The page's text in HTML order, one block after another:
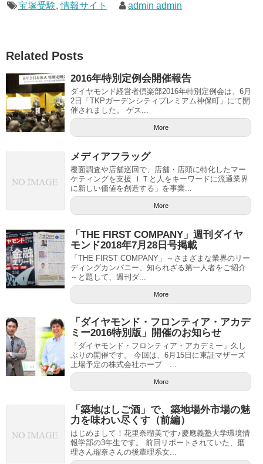
宝塚受験,情報サイト admin admin
Related Posts
2016年特別定例会開催報告
ダイヤモンド経営者倶楽部2016年特別定例会は、6月
2日「TKPガーデンシティプレミアム神保町」にて開
催されました。 ゲス...
More
メディアフラッグ
覆面調査や店舗巡回で、店舗・店頭に特化したマー
ケティングを支援 ＩＴと人をキーワードに流通業界
に新しい価値を創造する」を事業...
More
「THE FIRST COMPANY」週刊ダイヤ
モンド2018年7月28日号掲載
「THE FIRST COMPANY」～さまざまな業界のリー
ディングカンパニー、知られざる第一人者をご紹介
～と題して、週刊ダ...
More
「ダイヤモンド・フロンティア・アカデ
ミー2016特別版」開催のお知らせ
「ダイヤモンド・フロンティア・アカデミー」久し
ぶりの開催です。 今回は、6月15日に東証マザーズ
上場予定の株式会社ホープ ...
More
「築地はしご酒」で、築地場外市場の魅
力を味わい尽くす（前編）
はじめまして！花里奈瑠美です♪慶應義塾大学環境情
報学部の3年生です。 前回リポートされていた、磨
理さん瑠奈さんの後輩理系女...